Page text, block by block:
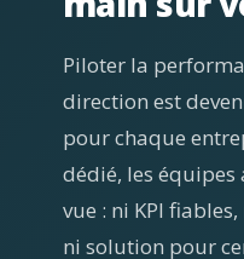
Piloter la
direction est
pour chaque
dédié, les équipes
vue : ni KPI
ni solution pour